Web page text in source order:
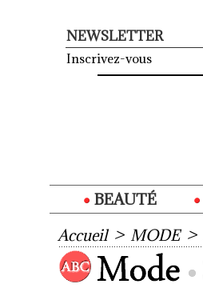
NEWSLETTER
Inscrivez-vous
BEAUTÉ
Accueil > MODE >